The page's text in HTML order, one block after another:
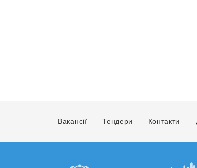
Вакансії Тендери Контакти